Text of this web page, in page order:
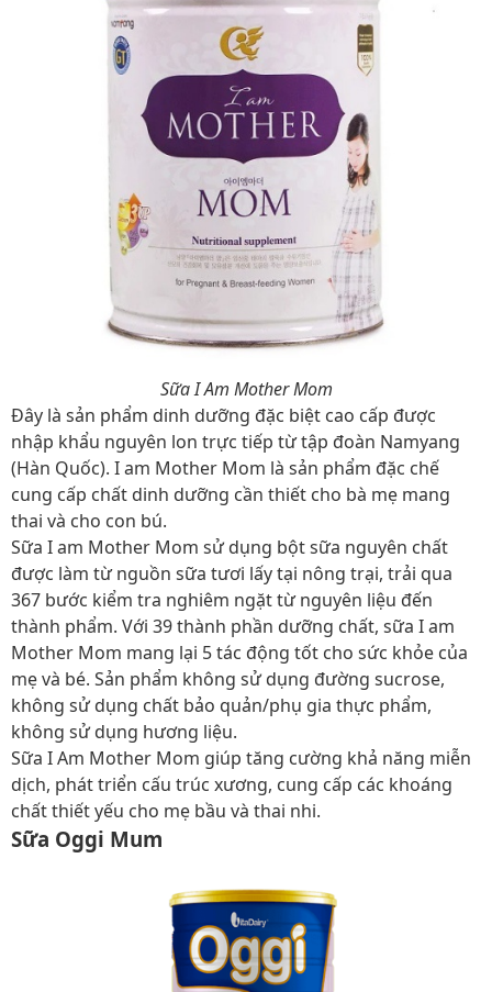
Sữa I Am Mother Mom
Đây là sản phẩm dinh dưỡng đặc biệt cao cấp được
nhập khẩu nguyên lon trực tiếp từ tập đoàn Namyang
(Hàn Quốc). I am Mother Mom là sản phẩm đặc chế
cung cấp chất dinh dưỡng cần thiết cho bà mẹ mang
thai và cho con bú.
Sữa I am Mother Mom sử dụng bột sữa nguyên chất
được làm từ nguồn sữa tươi lấy tại nông trại, trải qua
367 bước kiểm tra nghiêm ngặt từ nguyên liệu đến
thành phẩm. Với 39 thành phần dưỡng chất, sữa I am
Mother Mom mang lại 5 tác động tốt cho sức khỏe của
mẹ và bé. Sản phẩm không sử dụng đường sucrose,
không sử dụng chất bảo quản/phụ gia thực phẩm,
không sử dụng hương liệu.
Sữa I Am Mother Mom giúp tăng cường khả năng miễn
dịch, phát triển cấu trúc xương, cung cấp các khoáng
chất thiết yếu cho mẹ bầu và thai nhi.
Sữa Oggi Mum